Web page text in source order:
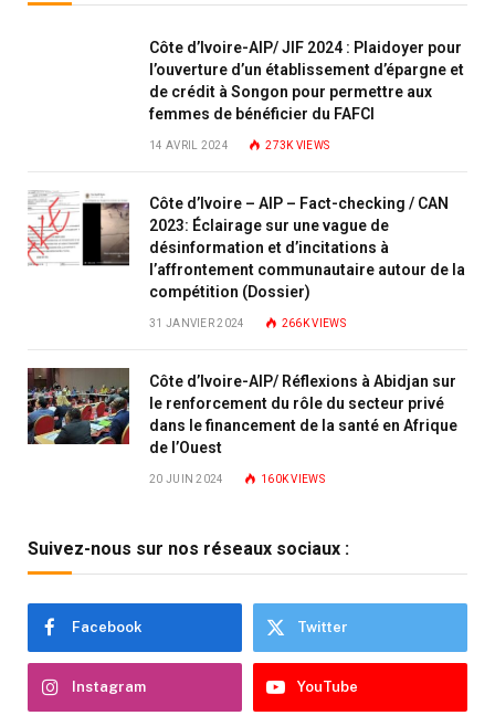
Côte d’Ivoire-AIP/ JIF 2024 : Plaidoyer pour
l’ouverture d’un établissement d’épargne et
de crédit à Songon pour permettre aux
femmes de bénéficier du FAFCI
14 AVRIL 2024 273KVIEWS
Côte d’Ivoire – AIP – Fact-checking / CAN
2023: Éclairage sur une vague de
désinformation et d’incitations à
l’affrontement communautaire autour de la
compétition (Dossier)
31 JANVIER 2024 266KVIEWS
Côte d’Ivoire-AIP/ Réflexions à Abidjan sur
le renforcement du rôle du secteur privé
dans le financement de la santé en Afrique
de l’Ouest
20 JUIN 2024 160KVIEWS
Suivez-nous sur nos réseaux sociaux :
Facebook Twitter
Instagram YouTube